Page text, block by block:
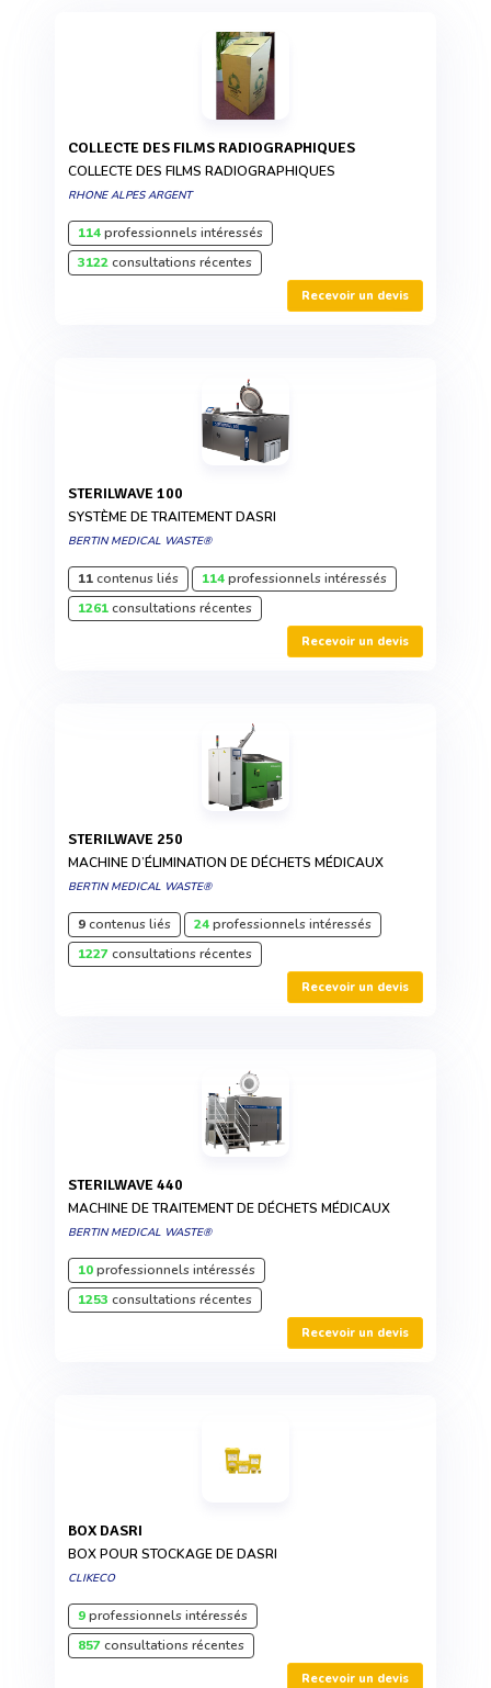
COLLECTE DES FILMS RADIOGRAPHIQUES
COLLECTE DES FILMS RADIOGRAPHIQUES
RHONE ALPES ARGENT
114professionnels intéressés
3122consultations récentes
Recevoir un devis
STERILWAVE 100
SYSTÈME DE TRAITEMENT DASRI
BERTIN MEDICAL WASTE®
11contenus liés 114professionnels intéressés
1261consultations récentes
Recevoir un devis
STERILWAVE 250
MACHINE D’ÉLIMINATION DE DÉCHETS MÉDICAUX
BERTIN MEDICAL WASTE®
9contenus liés 24professionnels intéressés
1227consultations récentes
Recevoir un devis
STERILWAVE 440
MACHINE DE TRAITEMENT DE DÉCHETS MÉDICAUX
BERTIN MEDICAL WASTE®
10professionnels intéressés
1253 consultations récentes
Recevoir un devis
BOX DASRI
BOX POUR STOCKAGE DE DASRI
CLIKECO
9professionnels intéressés
857consultations récentes
Recevoir un devis